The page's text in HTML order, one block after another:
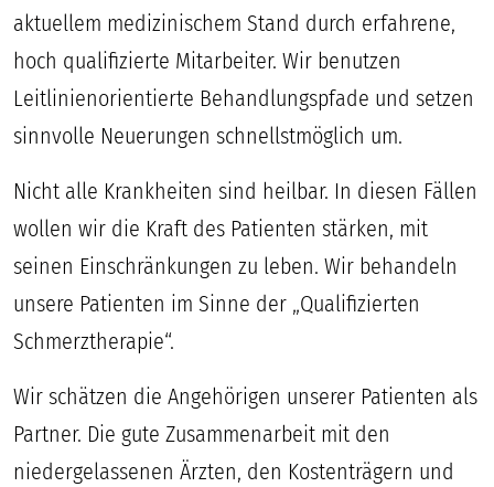
aktuellem medizinischem Stand durch erfahrene,
hoch qualifizierte Mitarbeiter. Wir benutzen
Leitlinienorientierte Behandlungspfade und setzen
sinnvolle Neuerungen schnellstmöglich um.
Nicht alle Krankheiten sind heilbar. In diesen Fällen
wollen wir die Kraft des Patienten stärken, mit
seinen Einschränkungen zu leben. Wir behandeln
unsere Patienten im Sinne der „Qualifizierten
Schmerztherapie“.
Wir schätzen die Angehörigen unserer Patienten als
Partner. Die gute Zusammenarbeit mit den
niedergelassenen Ärzten, den Kostenträgern und